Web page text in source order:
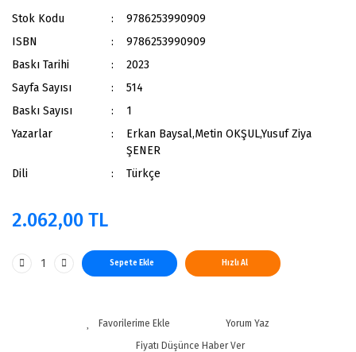
Stok Kodu
9786253990909
ISBN
9786253990909
Baskı Tarihi
2023
Sayfa Sayısı
514
Baskı Sayısı
1
Yazarlar
Erkan Baysal,Metin OKŞUL,Yusuf Ziya
ŞENER
Dili
Türkçe
2.062,00 TL
Sepete Ekle Hızlı Al
Yorum Yaz
Fiyatı Düşünce Haber Ver